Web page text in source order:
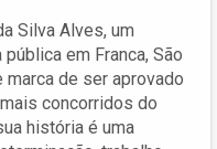
Silva Alves, um
em Franca, São
marca de ser aprovado
concorridos do
história é uma